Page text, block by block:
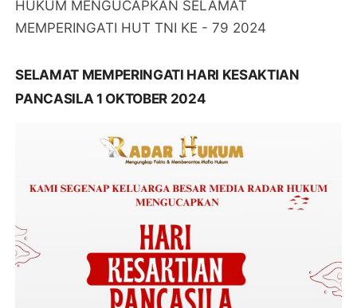
HUKUM MENGUCAPKAN SELAMAT
MEMPERINGATI HUT TNI KE - 79 2024
SELAMAT MEMPERINGATI HARI KESAKTIAN
PANCASILA 1 OKTOBER 2024